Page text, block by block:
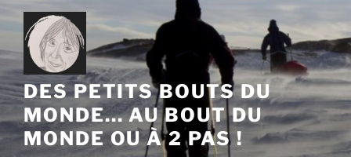
Aller
contenu
principal
DES PETITS BOUTS DU
MONDE… AU BOUT DU
MONDE OU À 2 PAS !